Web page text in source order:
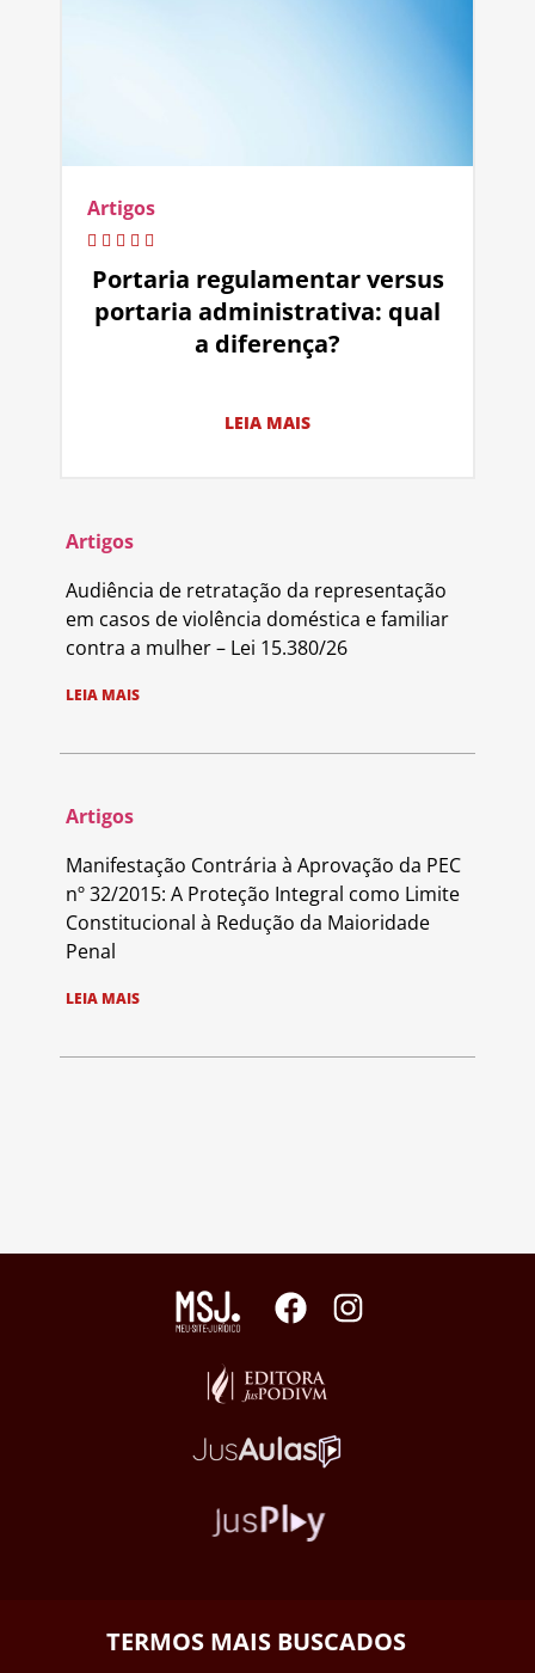
Artigos
Portaria regulamentar versus
portaria administrativa: qual
a diferença?
LEIA MAIS
Artigos
Audiência de retratação da representação
em casos de violência doméstica e familiar
contra a mulher – Lei 15.380/26
LEIA MAIS
Artigos
Manifestação Contrária à Aprovação da PEC
nº 32/2015: A Proteção Integral como Limite
Constitucional à Redução da Maioridade
Penal
LEIA MAIS
TERMOS MAIS BUSCADOS